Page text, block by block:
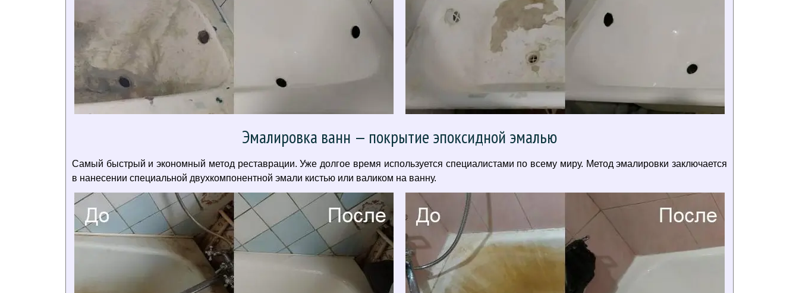
Эмалировка ванн — покрытие эпоксидной эмалью
Самый быстрый и экономный метод реставрации. Уже долгое время используется специалистами по всему миру. Метод эмалировки заключается
в нанесении специальной двухкомпонентной эмали кистью или валиком на ванну.